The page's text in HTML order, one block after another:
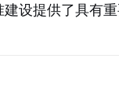
设提供了具有